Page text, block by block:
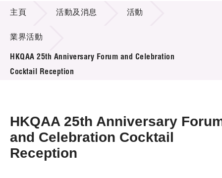
技術商品化
項目及資助計劃
活動及消息
新聞中心
資訊中心
活動及消息
主頁 活動及消息 活動
業界活動
HKQAA 25th Anniversary Forum and Celebration
Cocktail Reception
HKQAA 25th Anniversary
and Celebration Cocktail
Reception